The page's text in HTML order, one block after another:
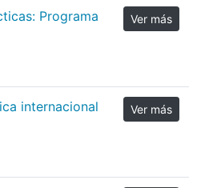
Programa
Ver más
internacional
Ver más